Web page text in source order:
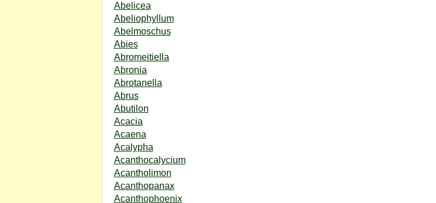
Abelicea
Abeliophyllum
Abelmoschus
Abies
Abromeitiella
Abronia
Abrotanella
Abrus
Abutilon
Acacia
Acaena
Acalypha
Acanthocalycium
Acantholimon
Acanthopanax
Acanthophoenix